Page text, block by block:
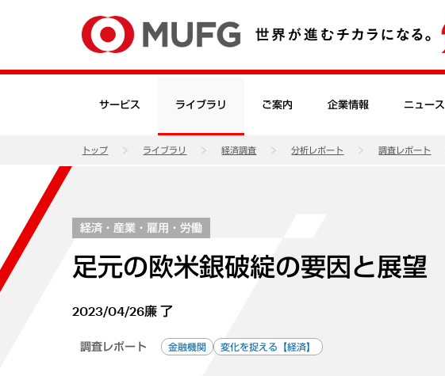
サービス ライブラリ ご案内 企業情報 ニュース
トップ ライブラリ 経済調査 分析レポート 調査レポート
経済・産業・雇用・労働
足元の欧米銀破綻の要因と展望
2023/04/26廉 了
調査レポート 金融機関 変化を捉える【経済】